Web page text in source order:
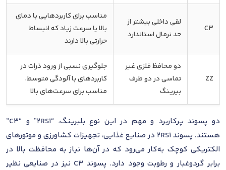
C3
لقی داخلی بیشتر از
حد نرمال استاندارد
مناسب برای کاربردهایی با دمای
بالا یا سرعت زیاد که انبساط
حرارتی بالا دارند
ZZ
دو محافظ فلزی غیر
تماسی در دو طرف
بیرینگ
جلوگیری نسبی از ورود ذرات در
کاربردهای با آلودگی متوسط،
مناسب برای سرعت‌های بالا
دو پسوند پرکاربرد و مهم در این نوع بلبرینگ، “2RS1” و “C3”
هستند. پسوند 2RS1 در صنایع غذایی، تجهیزات کشاورزی و موتورهای
الکتریکی کوچک به‌کار می‌رود که در آن‌ها نیاز به محافظت بالا در
برابر گردوغبار و رطوبت وجود دارد. پسوند C3 نیز در صنایعی نظیر